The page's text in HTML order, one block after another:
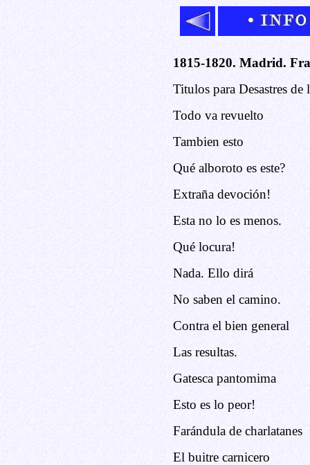
1815-1820. Madrid.
Titulos para Desastres
Todo va revuelto
Tambien esto
Qué alboroto es este?
Extraña devoción!
Esta no lo es menos.
Qué locura!
Nada. Ello dirá
No saben el camino.
Contra el bien general
Las resultas.
Gatesca pantomima
Esto es lo peor!
Farándula de charlatanes
El buitre carnicero